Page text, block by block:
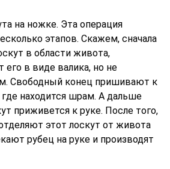
на ножке. Эта операция
этапов. Скажем, сначала
в области живота,
в виде валика, но не
Свободный конец пришивают к
находится шрам. А дальше
приживется к руке. После того,
этот лоскут от живота
рубец на руке и производят